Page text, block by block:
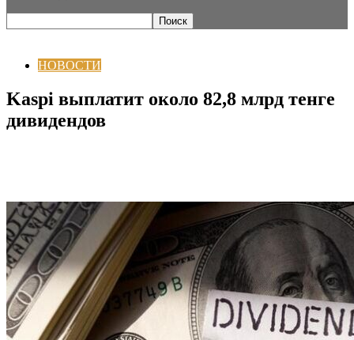
НОВОСТИ
Kaspi выплатит около 82,8 млрд тенге
дивидендов